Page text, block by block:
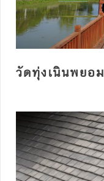
วัดทุ่งเนินพยอม